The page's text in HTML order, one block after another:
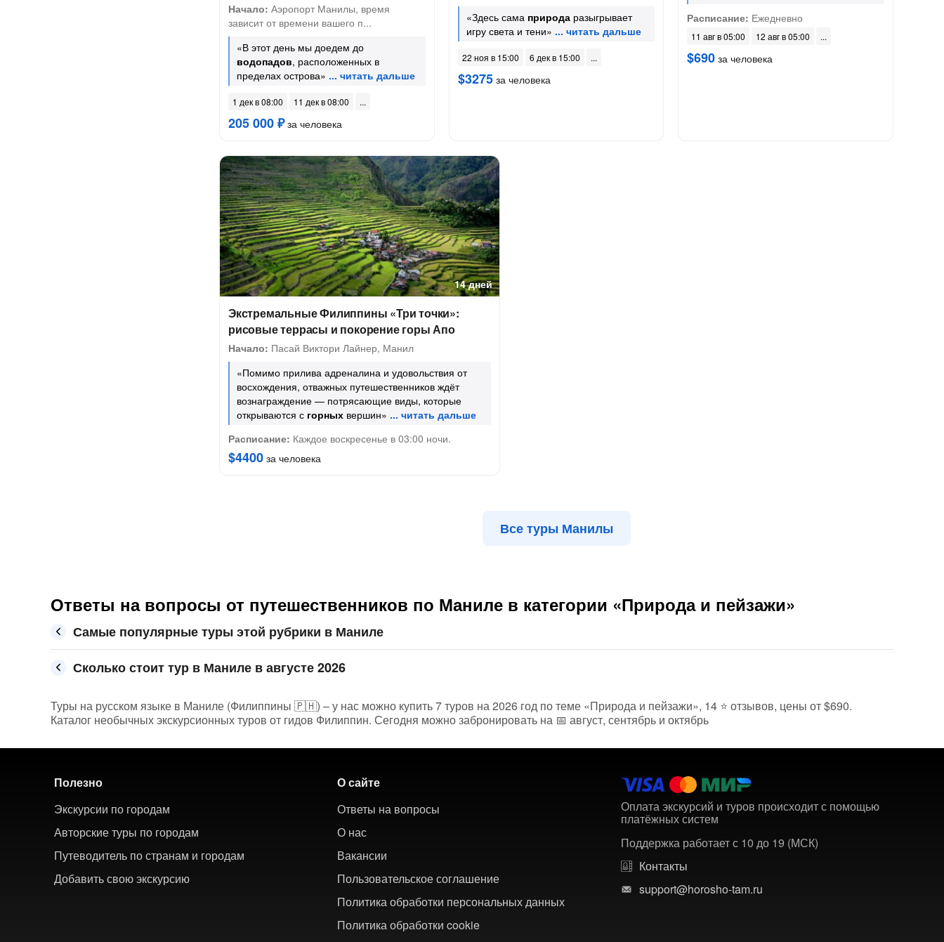
Начало: Аэропорт Манилы, время
зависит от времени вашего п...
«В этот день мы доедем до
водопадов, расположенных в
пределах острова»
1 дек в 08:00 11 дек в 08:00
205 000 ₽за человека
«Здесь сама природаразыгрывает
игру света и тени»
22 ноя в 15:00 6 дек в 15:00
$3275за человека
Расписание: Ежедневно
11 авг в 05:00 12 авг в 05:00
$690 за человека
14 дней
Экстремальные Филиппины «Три точки»:
рисовые террасы и покорение горы Апо
Начало: Пасай Виктори Лайнер, Манил
«Помимо прилива адреналина и удовольствия от
восхождения, отважных путешественников ждёт
вознаграждение — потрясающие виды, которые
открываются с горных вершин»
Расписание: Каждое воскресенье в 03:00 ночи.
$4400 за человека
Все туры Манилы
Ответы на вопросы от путешественников по Маниле в категории «Природа и пейзажи»
Самые популярные туры этой рубрики в Маниле
Сколько стоит тур в Маниле в августе 2026
Туры на русском языке в Маниле (Филиппины 🇵🇭) – у нас можно купить 7 туров на 2026 год по теме «Природа и пейзажи», 14 ⭐ отзывов, цены от $690.
Каталог необычных экскурсионных туров от гидов Филиппин. Сегодня можно забронировать на 📅 август, сентябрь и октябрь
Полезно
Экскурсии по городам
Авторские туры по городам
Путеводитель по странам и городам
Добавить свою экскурсию
О сайте
Ответы на вопросы
О нас
Вакансии
Пользовательское соглашение
Политика обработки персональных данных
Политика обработки cookie
Оплата экскурсий и туров происходит с помощью
платёжных систем
Поддержка работает с 10 до 19 (МСК)
Контакты
support@horosho-tam.ru